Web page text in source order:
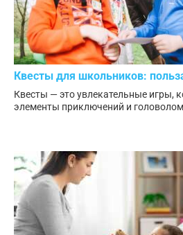
Квесты для школьников:
Квесты — это увлекательные игры,
элементы приключений и